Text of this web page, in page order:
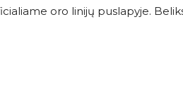
oro linijų puslapyje.